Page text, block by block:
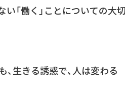
「働く」ことについての大
、生きる誘惑で、人は変わる